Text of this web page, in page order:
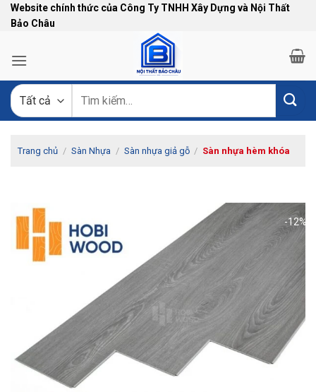
Bỏ
qua
dung
Website chính thức của Công Ty TNHH Xây Dựng và Nội Thất
Bảo Châu
kiếm:
Trang chủ / Sàn Nhựa / Sàn nhựa giả gỗ / Sàn nhựa hèm khóa
-12%